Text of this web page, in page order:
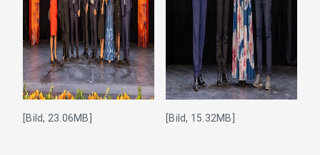
[Bild, 23.06MB] [Bild, 15.32MB]